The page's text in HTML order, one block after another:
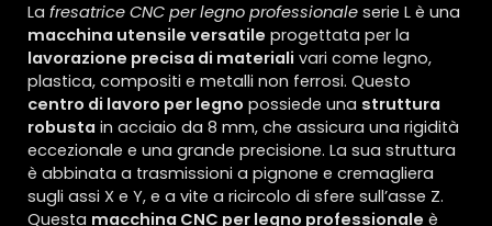
La fresatrice CNC per legno professionale serie L è una
macchina utensile versatile progettata per la
lavorazione precisa di materiali vari come legno,
plastica, compositi e metalli non ferrosi. Questo
centro di lavoro per legno possiede una struttura
robusta in acciaio da 8 mm, che assicura una rigidità
eccezionale e una grande precisione. La sua struttura
è abbinata a trasmissioni a pignone e cremagliera
sugli assi X e Y, e a vite a ricircolo di sfere sull’asse Z.
Questa macchina CNC per legno professionale è